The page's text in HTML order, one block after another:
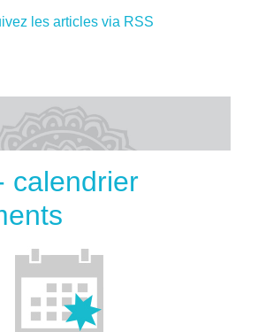
les articles via RSS
calendrier